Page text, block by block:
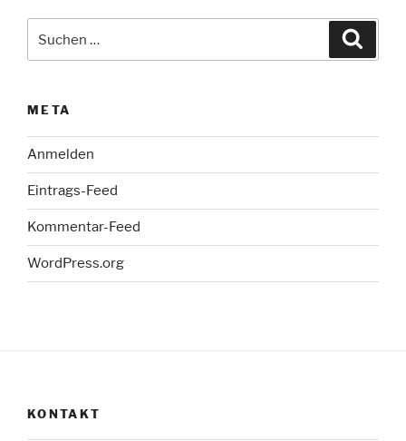
nach:
META
Anmelden
Eintrags-Feed
Kommentar-Feed
WordPress.org
KONTAKT